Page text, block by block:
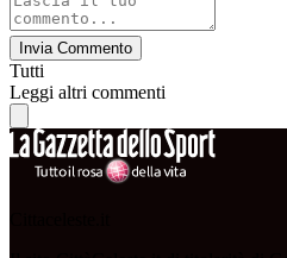
Invia Commento
Tutti
Leggi altri commenti